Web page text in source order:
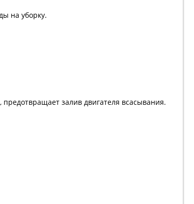
на уборку.
залив двигателя всасывания.